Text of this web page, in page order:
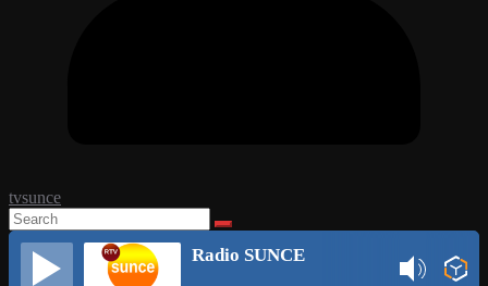
tvsunce
Radio SUNCE